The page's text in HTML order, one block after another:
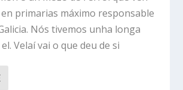
primarias máximo responsable
Nós tivemos unha longa
Velaí vai o que deu de si